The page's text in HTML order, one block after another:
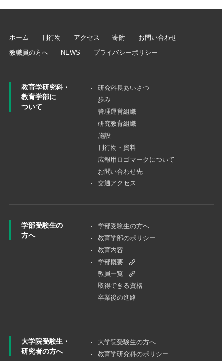
ホーム 刊行物 アクセス 寄附
お問い合わせ
教職員の方へ
NEWS プライバシーポリシー
教育学研究科・
教育学部に
ついて
研究科長あいさつ
歩み
管理運営組織
研究教育組織
施設
刊行物・資料
広報用ロゴマークについて
お問い合わせ先
交通アクセス
学部受験生の
方へ
学部受験生の方へ
教育学部のポリシー
教育内容
学部概要
教員一覧
取得できる資格
卒業後の進路
大学院受験生・
研究者の方へ
大学院受験⽣の⽅へ
教育学研究科のポリシー